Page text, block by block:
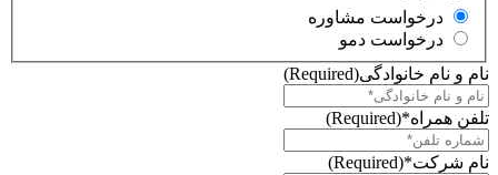
درخواست مشاوره
درخواست دمو
نام و نام خانوادگی(Required)
تلفن همراه*(Required)
نام شرکت*(Required)